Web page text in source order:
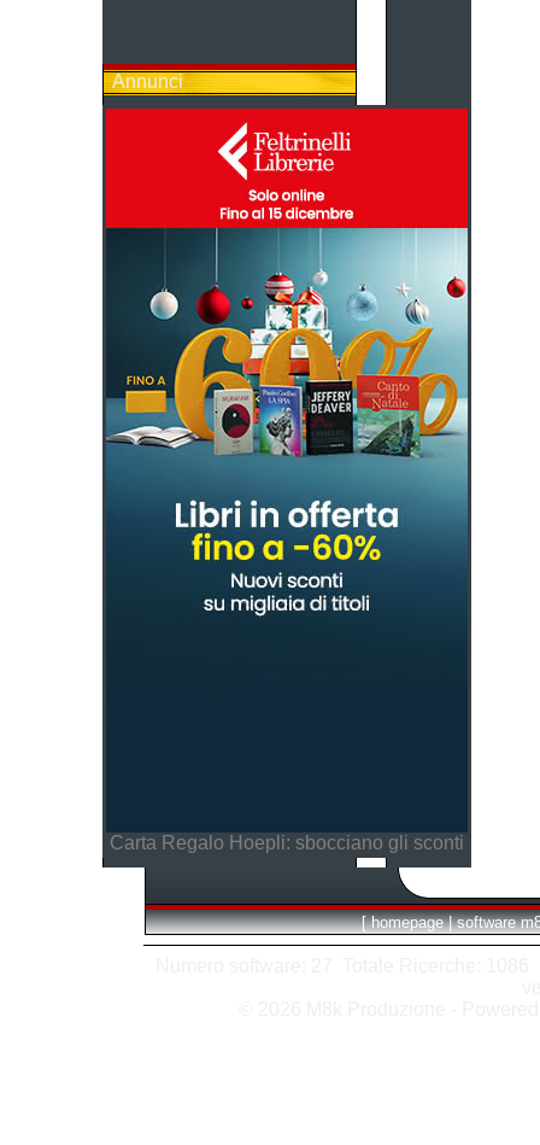
Annunci
Carta Regalo Hoepli: sbocciano gli sconti
[ homepage | software